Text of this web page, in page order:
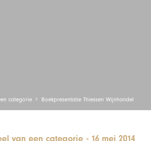
categorie Boekpresentatie Thiessen Wijnhandel
van een categorie - 16 mei 2014